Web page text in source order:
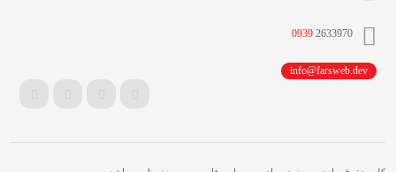
0939 2633970
info@farsweb.dev